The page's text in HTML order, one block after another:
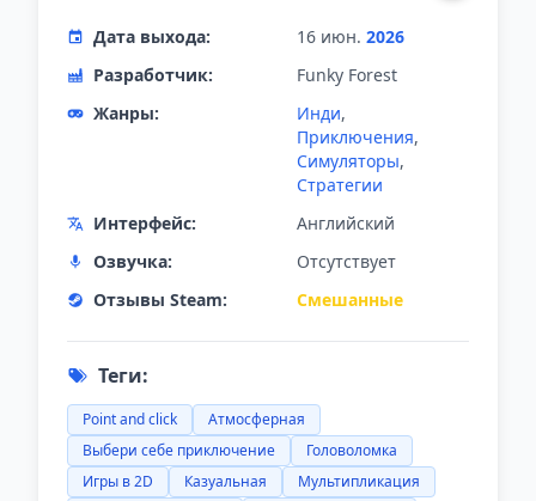
Дата выхода: 16 июн. 2026
Разработчик:
Funky Forest
Жанры:
Инди,
Приключения,
Симуляторы,
Стратегии
Интерфейс:
Английский
Озвучка:
Отсутствует
Отзывы Steam:
Смешанные
Теги:
Point and click
Атмосферная
Выбери себе приключение
Головоломка
Игры в 2D
Казуальная
Мультипликация